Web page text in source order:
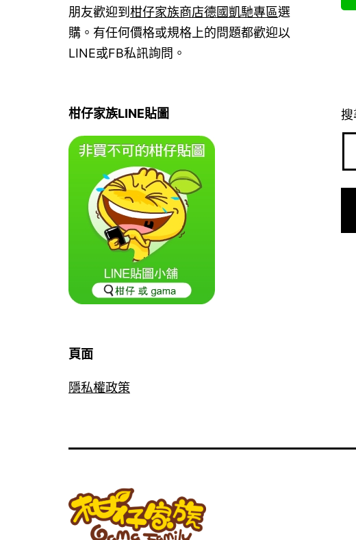
朋友歡迎到 柑仔家族商店德國凱馳專區選
購。有任何價格或規格上的問題都歡迎以
LINE或FB私訊詢問。
柑仔家族LINE貼圖 搜
頁面
隱私權政策